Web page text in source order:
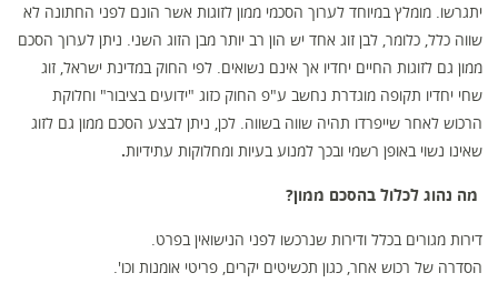
יתגרשו. מומלץ במיוחד לערוך הסכמי ממון לזוגות אשר הונם לפני החתונה לא
שווה כלל, כלומר, לבן זוג אחד יש הון רב יותר מבן הזוג השני. ניתן לערוך הסכם
ממון גם לזוגות החיים יחדיו אך אינם נשואים. לפי החוק במדינת ישראל, זוג
שחי יחדיו תקופה מוגדרת נחשב ע"פ החוק כזוג "ידועים בציבור" וחלוקת
הרכוש לאחר שייפרדו תהיה שווה בשווה. לכן, ניתן לבצע הסכם ממון גם לזוג
שאינו נשוי באופן רשמי ובכך למנוע בעיות ומחלוקות עתידיות.
מה נהוג לכלול בהסכם ממון?
דירות מגורים בכלל ודירות שנרכשו לפני הנישואין בפרט.
הסדרה של רכוש אחר, כגון תכשיטים יקרים, פריטי אומנות וכו'.